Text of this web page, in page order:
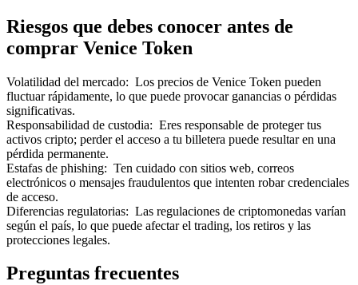
Riesgos que debes conocer antes de
comprar Venice Token
Volatilidad del mercado: Los precios de Venice Token pueden
fluctuar rápidamente, lo que puede provocar ganancias o pérdidas
significativas.
Responsabilidad de custodia: Eres responsable de proteger tus
activos cripto; perder el acceso a tu billetera puede resultar en una
pérdida permanente.
Estafas de phishing: Ten cuidado con sitios web, correos
electrónicos o mensajes fraudulentos que intenten robar credenciales
de acceso.
Diferencias regulatorias: Las regulaciones de criptomonedas varían
según el país, lo que puede afectar el trading, los retiros y las
protecciones legales.
Preguntas frecuentes